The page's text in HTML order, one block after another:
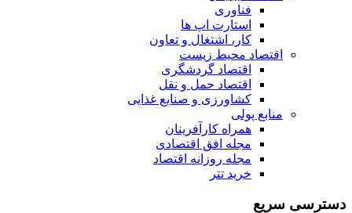
فناوری
استارت اپ ها
کار، اشتغال و تعاون
اقتصاد محیط زیست
اقتصاد گردشگری
اقتصاد حمل و نقل
کشاورزی و صنایع غذایی
منابع پولی
همراه کارآفرینان
مجله افق اقتصادی
مجله روزانه اقتصاد
خرید تتر
دسترسی سریع